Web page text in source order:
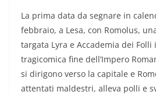
La prima data da segnare in
febbraio, a Lesa, con Romolus,
targata Lyra e Accademia dei
tragicomica fine dell’Impero
si dirigono verso la capitale e
attentati maldestri, alleva polli e